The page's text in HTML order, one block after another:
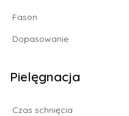
Fason
Dopasowanie
Pielęgnacja
Czas schnięcia